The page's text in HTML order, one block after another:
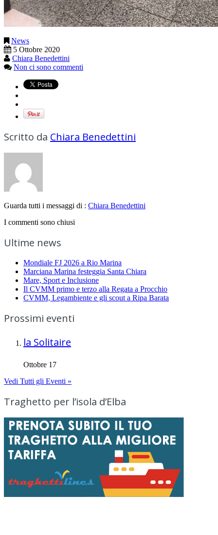
News
5 Ottobre 2020
Chiara Benedettini
Non ci sono commenti
Scritto da Chiara Benedettini
Guarda tutti i messaggi di : Chiara Benedettini
I commenti sono chiusi
Ultime news
Mondiale FJ 2026 a Rio Marina
Marciana Marina festeggia Santa Chiara
Mare, Sport e Inclusione
Il CVMM primo e terzo alla Regata a Procchio
CVMM, Legambiente e gli scout a Ripa Barata
Prossimi eventi
la Solitaire
Ottobre 17
Vedi Tutti gli Eventi »
Traghetto per l’isola d’Elba